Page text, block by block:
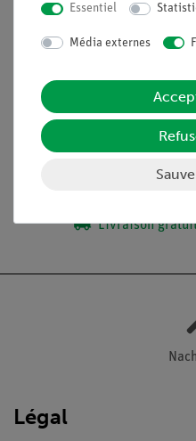
Contenu de livraison
Accessoires
Médias /
Livraison
Légal
Essentiel
Média externes